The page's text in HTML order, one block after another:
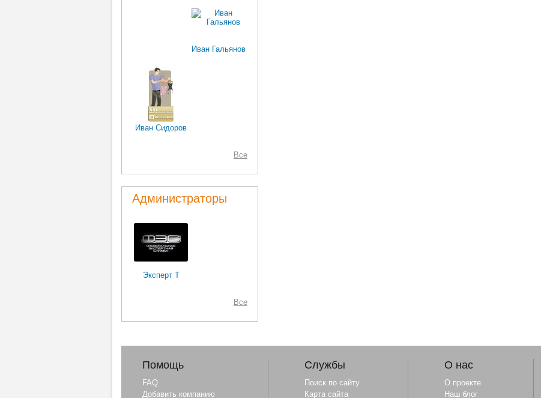
Иван Гальянов
Иван Сидоров
Все
Администраторы
Эксперт Т
Все
Помощь
FAQ
Добавить компанию
Службы
Поиск по сайту
Карта сайта
О нас
О проекте
Наш блог